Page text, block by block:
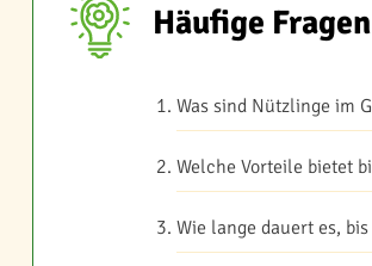
Häufige
Was sind Nützlinge im
Welche Vorteile bietet
Wie lange dauert es,